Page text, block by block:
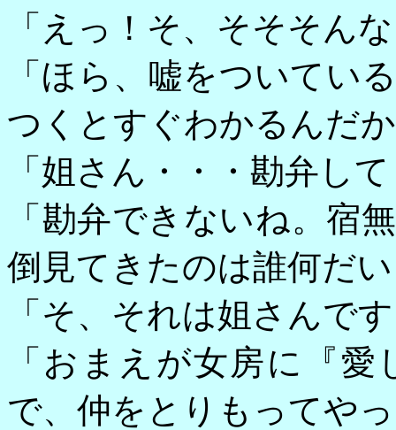
「えっ！そ、そそそん
「ほら、嘘をついてい
つくとすぐわかるんだ
「姐さん・・・勘弁し
「勘弁できないね。宿
倒見てきたのは誰何だ
「そ、それは姐さんで
「おまえが女房に『
で、仲をとりもってや